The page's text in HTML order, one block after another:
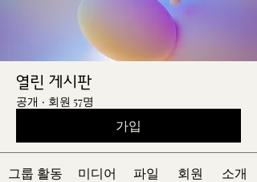
열린 게시판
공개 · 회원 57명
가입
그룹 활동 미디어 파일 회원 소개